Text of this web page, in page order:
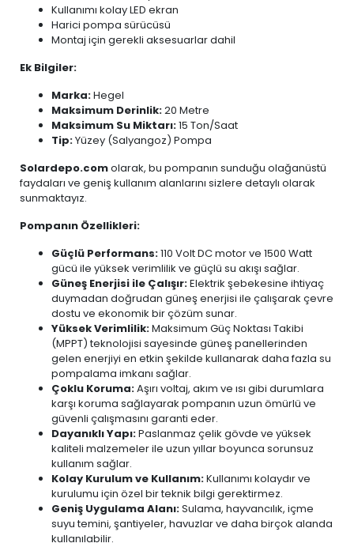
Kullanımı kolay LED ekran
Harici pompa sürücüsü
Montaj için gerekli aksesuarlar dahil
Ek Bilgiler:
Marka:Hegel
Maksimum Derinlik:20 Metre
Maksimum Su Miktarı:15 Ton/Saat
Tip:Yüzey (Salyangoz) Pompa
Solardepo.comolarak, bu pompanın sunduğu olağanüstü
faydaları ve geniş kullanım alanlarını sizlere detaylı olarak
sunmaktayız.
Pompanın Özellikleri:
Güçlü Performans:110 Volt DC motor ve 1500 Watt
gücü ile yüksek verimlilik ve güçlü su akışı sağlar.
Güneş Enerjisi ile Çalışır:Elektrik şebekesine ihtiyaç
duymadan doğrudan güneş enerjisi ile çalışarak çevre
dostu ve ekonomik bir çözüm sunar.
Yüksek Verimlilik:Maksimum Güç Noktası Takibi
(MPPT) teknolojisi sayesinde güneş panellerinden
gelen enerjiyi en etkin şekilde kullanarak daha fazla su
pompalama imkanı sağlar.
Çoklu Koruma:Aşırı voltaj, akım ve ısı gibi durumlara
karşı koruma sağlayarak pompanın uzun ömürlü ve
güvenli çalışmasını garanti eder.
Dayanıklı Yapı:Paslanmaz çelik gövde ve yüksek
kaliteli malzemeler ile uzun yıllar boyunca sorunsuz
kullanım sağlar.
Kolay Kurulum ve Kullanım:Kullanımı kolaydır ve
kurulumu için özel bir teknik bilgi gerektirmez.
Geniş Uygulama Alanı:Sulama, hayvancılık, içme
suyu temini, şantiyeler, havuzlar ve daha birçok alanda
kullanılabilir.